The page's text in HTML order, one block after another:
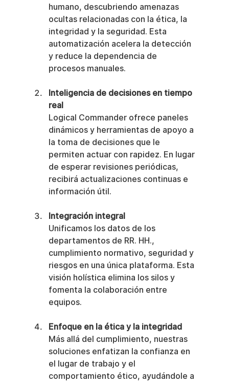
humano, descubriendo amenazas
ocultas relacionadas con la ética, la
integridad y la seguridad. Esta
automatización acelera la detección
y reduce la dependencia de
procesos manuales.
Inteligencia de decisiones en tiempo
real
Logical Commander ofrece paneles
dinámicos y herramientas de apoyo a
la toma de decisiones que le
permiten actuar con rapidez. En lugar
de esperar revisiones periódicas,
recibirá actualizaciones continuas e
información útil.
Integración integral
Unificamos los datos de los
departamentos de RR. HH.,
cumplimiento normativo, seguridad y
riesgos en una única plataforma. Esta
visión holística elimina los silos y
fomenta la colaboración entre
equipos.
Enfoque en la ética y la integridad
Más allá del cumplimiento, nuestras
soluciones enfatizan la confianza en
el lugar de trabajo y el
comportamiento ético, ayudándole a